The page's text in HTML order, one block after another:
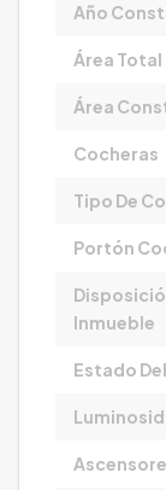
Año
Área Total
Área
Cocheras
Tipo De
Portón
Inmueble
Estado